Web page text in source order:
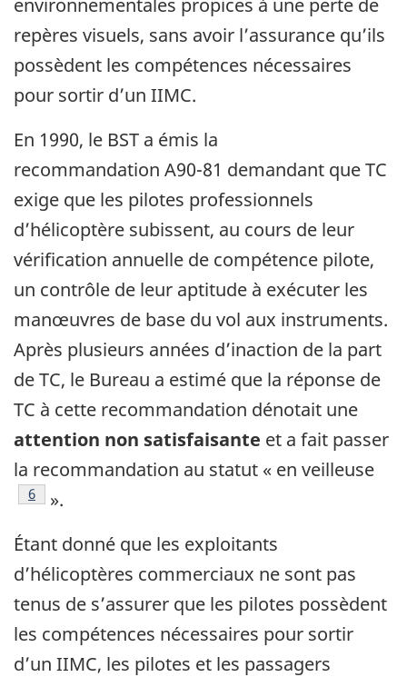
repères visuels, sans avoir l’assurance qu’ils
possèdent les compétences nécessaires
pour sortir d’un IIMC.
En 1990, le BST a émis la
recommandation A90-81 demandant que TC
exige que les pilotes professionnels
d’hélicoptère subissent, au cours de leur
vérification annuelle de compétence pilote,
un contrôle de leur aptitude à exécuter les
manœuvres de base du vol aux instruments.
Après plusieurs années d’inaction de la part
de TC, le Bureau a estimé que la réponse de
TC à cette recommandation dénotait une
attention non satisfaisante et a fait passer
la recommandation au statut « en veilleuse
Note de bas de page
6
».
Étant donné que les exploitants
d’hélicoptères commerciaux ne sont pas
tenus de s’assurer que les pilotes possèdent
les compétences nécessaires pour sortir
d’un IIMC, les pilotes et les passagers